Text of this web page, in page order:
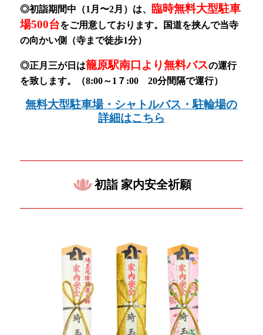
◎初詣期間中（1月〜2月） は、 臨時無料大型駐車
場500台をご用意しております。
国道を挟んで当寺
の向かい側（寺まで徒歩1分）
◎正月三が日は籠原駅南口より無料バスの運行
を致します。（8:00～1７:00 20分間隔で運行）
無料大型駐車場・シャトルバス・駐輪場の
詳細はこちら
初詣 家内安全祈願